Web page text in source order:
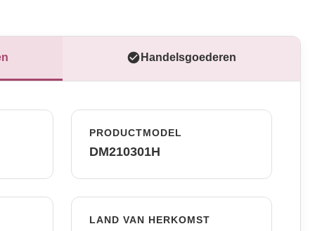
Handelsgoederen
PRODUCTMODEL
DM210301H
LAND VAN HERKOMST